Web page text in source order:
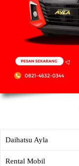
Daihatsu Ayla
Rental Mobil